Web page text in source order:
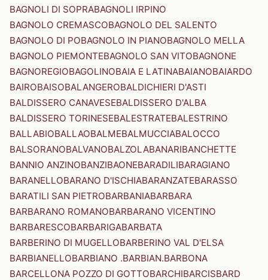
BAGNOLI DI SOPRABAGNOLI IRPINO
BAGNOLO CREMASCOBAGNOLO DEL SALENTO
BAGNOLO DI POBAGNOLO IN PIANOBAGNOLO MELLA
BAGNOLO PIEMONTEBAGNOLO SAN VITOBAGNONE
BAGNOREGIOBAGOLINOBAIA E LATINABAIANOBAIARDO
BAIROBAISOBALANGEROBALDICHIERI D'ASTI
BALDISSERO CANAVESEBALDISSERO D'ALBA
BALDISSERO TORINESEBALESTRATEBALESTRINO
BALLABIOBALLAOBALMEBALMUCCIABALOCCO
BALSORANOBALVANOBALZOLABANARIBANCHETTE
BANNIO ANZINOBANZIBAONEBARADILIBARAGIANO
BARANELLOBARANO D'ISCHIABARANZATEBARASSO
BARATILI SAN PIETROBARBANIABARBARA
BARBARANO ROMANOBARBARANO VICENTINO
BARBARESCOBARBARIGABARBATA
BARBERINO DI MUGELLOBARBERINO VAL D'ELSA
BARBIANELLOBARBIANO .BARBIAN.BARBONA
BARCELLONA POZZO DI GOTTOBARCHIBARCISBARD